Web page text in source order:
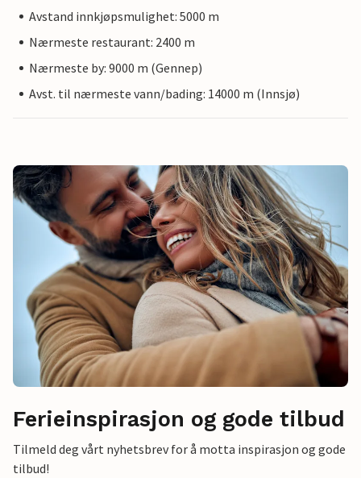
Avstand innkjøpsmulighet: 5000 m
Nærmeste restaurant: 2400 m
Nærmeste by: 9000 m (Gennep)
Avst. til nærmeste vann/bading: 14000 m (Innsjø)
Ferieinspirasjon og gode tilbud
Tilmeld deg vårt nyhetsbrev for å motta inspirasjon og gode
tilbud!